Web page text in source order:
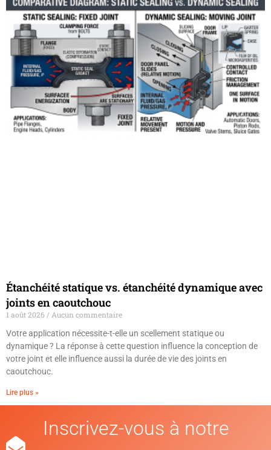
Étanchéité statique vs. étanchéité dynamique avec
joints en caoutchouc
1 août 2026
Aucun commentaire
Votre application nécessite-t-elle un scellement statique ou
dynamique ? La réponse à cette question influence la conception de
votre joint et elle influence aussi la durée de vie des joints en
caoutchouc.
Lire plus »
Inscrivez-vous à notre